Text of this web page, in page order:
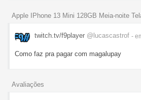
Apple IPhone 13 Mini 128GB Meia-noite
twitch.tv/f9player @lucascastrof -
Como faz pra pagar com magalupay
Avaliações